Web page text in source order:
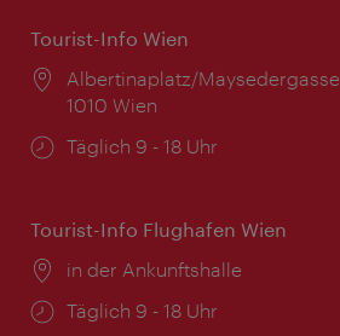
Tourist-Info Wien
Ort:
Albertinaplatz/Maysedergasse
1010 Wien
Öffnungszeiten:
Täglich 9 - 18 Uhr
Tourist-Info Flughafen Wien
Ort:
in der Ankunftshalle
Öffnungszeiten:
Täglich 9 - 18 Uhr